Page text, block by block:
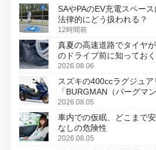
SAやPAのEV充電スペー
法律的にどう扱われる？
12時間前
真夏の高速道路でタイヤ
のドライブ前に知ってお
2026.08.06
スズキの400ccラグジュ
「BURGMAN（バーグマ
変更し、8月18日に発売
2026.08.05
車内での仮眠、どこまで
なしの危険性
2026.08.05